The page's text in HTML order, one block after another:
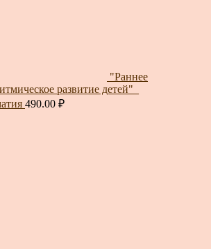
"Раннее
развитие детей"_
490.00 ₽